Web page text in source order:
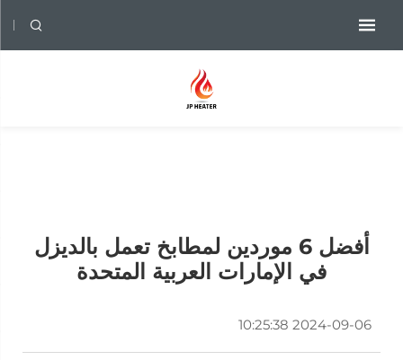
أفضل 6 موردين لمطابخ تعمل بالديزل
في الإمارات العربية المتحدة
2024-09-06 10:25:38